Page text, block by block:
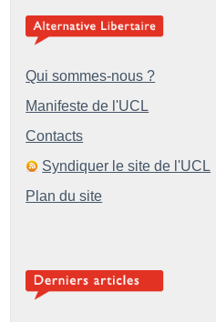
Qui sommes-nous ?
Manifeste de l'UCL
Contacts
Syndiquer le site de l'UCL
Plan du site